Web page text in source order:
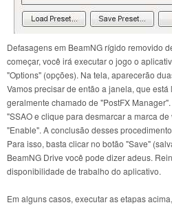
Defasagens em BeamNG rígido removido
começar, você irá executar o jogo o
"Options" (opções). Na tela, aparecerão
Vamos precisar de então a janela, que
geralmente chamado de "PostFX
"SSAO e clique para desmarcar a marca
"Enable". A conclusão desses
Para isso, basta clicar no botão "Save"
BeamNG Drive você pode dizer adeus.
disponibilidade de trabalho do aplicativo.
Em alguns casos, executar as etapas